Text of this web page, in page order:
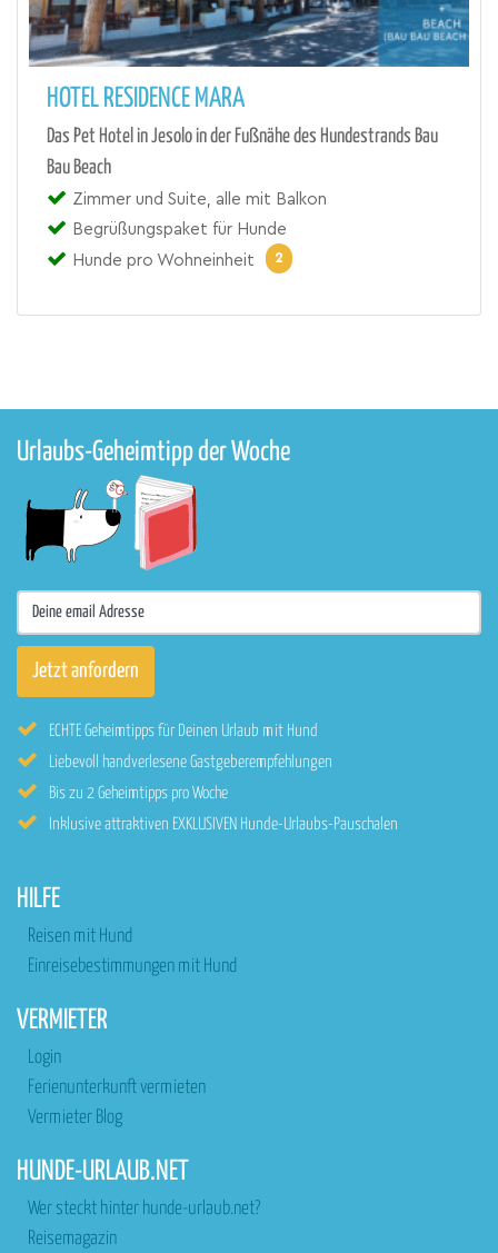
HOTEL RESIDENCE MARA
Das Pet Hotel in Jesolo in der Fußnähe des Hundestrands Bau
Bau Beach
Zimmer und Suite, alle mit Balkon
Begrüßungspaket für Hunde
Hunde pro Wohneinheit
2
Urlaubs-Geheimtipp der Woche
ECHTE Geheimtipps für Deinen Urlaub mit Hund
Liebevoll handverlesene Gastgeberempfehlungen
Bis zu 2 Geheimtipps pro Woche
Inklusive attraktiven EXKLUSIVEN Hunde-Urlaubs-Pauschalen
HILFE
Reisen mit Hund
Einreisebestimmungen mit Hund
VERMIETER
Login
Ferienunterkunft vermieten
Vermieter Blog
HUNDE-URLAUB.NET
Wer steckt hinter hunde-urlaub.net?
Reisemagazin